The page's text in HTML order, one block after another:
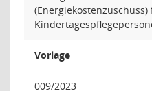
(Energiekostenzuschuss)
Vorlage
009/2023